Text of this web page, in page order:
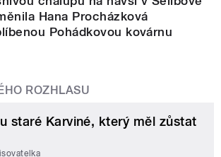
Hana Procházková
Pohádkovou kovárnu
ROZHLASU
staré Karviné, který měl zůstat